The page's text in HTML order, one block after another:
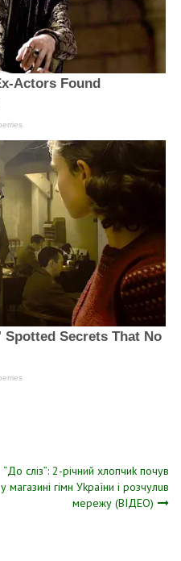
“До сліз”: 2-річний хлопчиk почув
у магазині гімн Уkраїни і розчулuв
мережу (ВІДЕО)